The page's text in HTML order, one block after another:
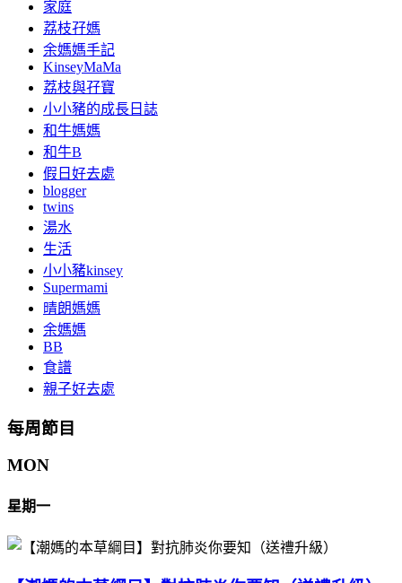
家庭
荔枝孖媽
余媽媽手記
KinseyMaMa
荔枝與孖寶
小小豬的成長日誌
和牛媽媽
和牛B
假日好去處
blogger
twins
湯水
生活
小小豬kinsey
Supermami
晴朗媽媽
余媽媽
BB
食譜
親子好去處
每周節目
MON
星期一